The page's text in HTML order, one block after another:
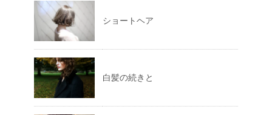
ショートヘア
白髪の続きと